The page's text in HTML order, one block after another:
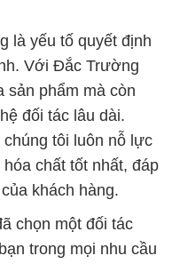
là yếu tố quyết định
Với Đắc Trường
sản phẩm mà còn
đối tác lâu dài.
tôi luôn nỗ lực
chất tốt nhất, đáp
khách hàng.
chọn một đối tác
trong mọi nhu cầu